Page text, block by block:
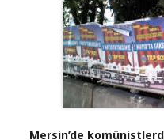
Mersin’de